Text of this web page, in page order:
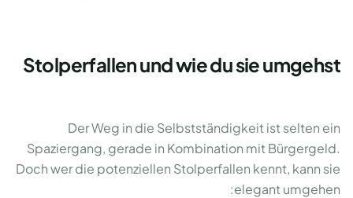
Stolperfallen und wie du sie umgehst
Der Weg in die Selbstständigkeit ist selten ein
Spaziergang, gerade in Kombination mit Bürgergeld.
Doch wer die potenziellen Stolperfallen kennt, kann sie
elegant umgehen: